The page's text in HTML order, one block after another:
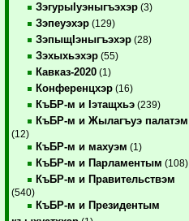
ЗэгурыIуэныгъэхэр (3)
Зэпеуэхэр (129)
ЗэпыщIэныгъэхэр (28)
Зэхыхьэхэр (55)
Кавказ-2020 (1)
Конференцхэр (16)
КъБР-м и Iэтащхьэ (239)
КъБР-м и Жылагъуэ палатэм
(12)
КъБР-м и махуэм (1)
КъБР-м и Парламентым (108)
КъБР-м и Правительствэм
(540)
КъБР-м и Президентым